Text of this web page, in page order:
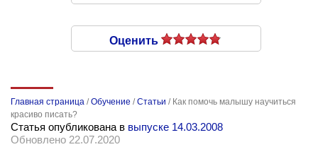
Оценить
Главная страница /Обучение /Статьи / Как помочь малышу научиться
красиво писать?
Статья опубликована в выпуске 14.03.2008
Обновлено 22.07.2020